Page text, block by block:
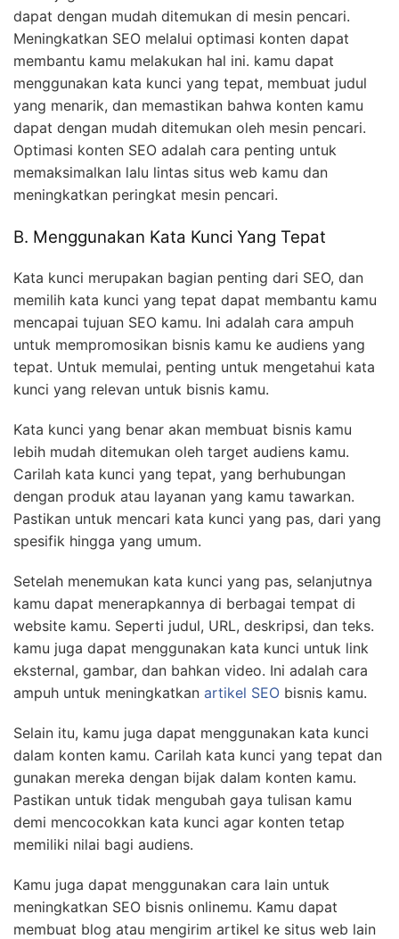
dapat dengan mudah ditemukan di mesin pencari.
Meningkatkan SEO melalui optimasi konten dapat
membantu kamu melakukan hal ini. kamu dapat
menggunakan kata kunci yang tepat, membuat judul
yang menarik, dan memastikan bahwa konten kamu
dapat dengan mudah ditemukan oleh mesin pencari.
Optimasi konten SEO adalah cara penting untuk
memaksimalkan lalu lintas situs web kamu dan
meningkatkan peringkat mesin pencari.
B. Menggunakan Kata Kunci Yang Tepat
Kata kunci merupakan bagian penting dari SEO, dan
memilih kata kunci yang tepat dapat membantu kamu
mencapai tujuan SEO kamu. Ini adalah cara ampuh
untuk mempromosikan bisnis kamu ke audiens yang
tepat. Untuk memulai, penting untuk mengetahui kata
kunci yang relevan untuk bisnis kamu.
Kata kunci yang benar akan membuat bisnis kamu
lebih mudah ditemukan oleh target audiens kamu.
Carilah kata kunci yang tepat, yang berhubungan
dengan produk atau layanan yang kamu tawarkan.
Pastikan untuk mencari kata kunci yang pas, dari yang
spesifik hingga yang umum.
Setelah menemukan kata kunci yang pas, selanjutnya
kamu dapat menerapkannya di berbagai tempat di
website kamu. Seperti judul, URL, deskripsi, dan teks.
kamu juga dapat menggunakan kata kunci untuk link
eksternal, gambar, dan bahkan video. Ini adalah cara
ampuh untuk meningkatkan artikel SEO bisnis kamu.
Selain itu, kamu juga dapat menggunakan kata kunci
dalam konten kamu. Carilah kata kunci yang tepat dan
gunakan mereka dengan bijak dalam konten kamu.
Pastikan untuk tidak mengubah gaya tulisan kamu
demi mencocokkan kata kunci agar konten tetap
memiliki nilai bagi audiens.
Kamu juga dapat menggunakan cara lain untuk
meningkatkan SEO bisnis onlinemu. Kamu dapat
membuat blog atau mengirim artikel ke situs web lain